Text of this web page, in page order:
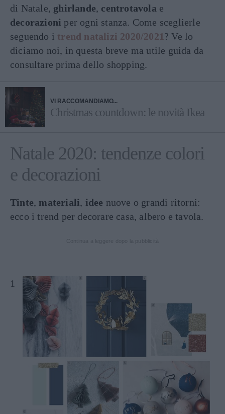
di Natale, ghirlande, centrotavola e
decorazioni per ogni stanza. Come sceglierle
seguendo i trend natalizi 2020/2021 ? Ve lo
diciamo noi, in questa breve ma utile guida da
consultare prima dello shopping.
VI RACCOMANDIAMO...
Christmas countdown: le novità Ikea
Natale 2020: tendenze colori
e decorazioni
Tinte, materiali, idee nuove o grandi ritorni:
ecco i trend per decorare casa, albero e tavola.